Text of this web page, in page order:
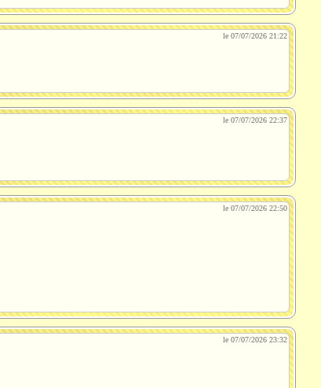
le 07/07/2026 21:22
le 07/07/2026 22:37
le 07/07/2026 22:50
le 07/07/2026 23:32